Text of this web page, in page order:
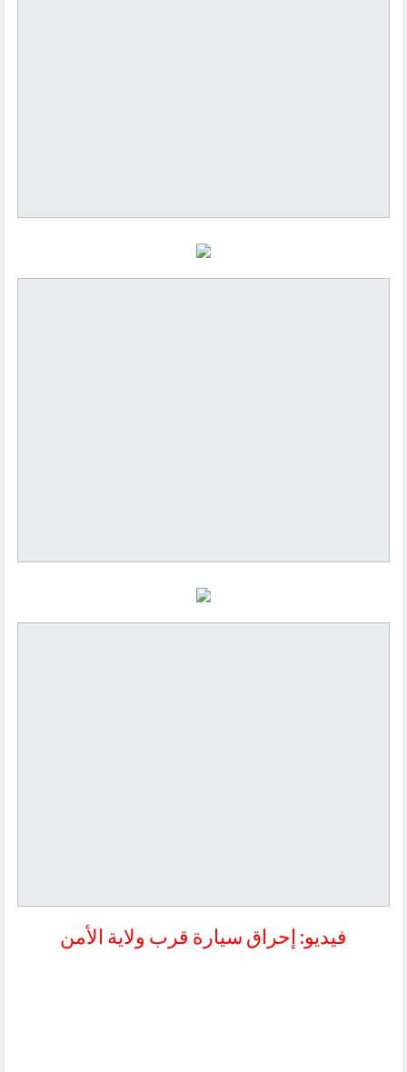
فيديو: إحراق سيارة قرب ولاية الأمن